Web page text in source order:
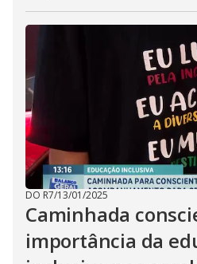
DO R7/13/01/2025
Caminhada
importância da